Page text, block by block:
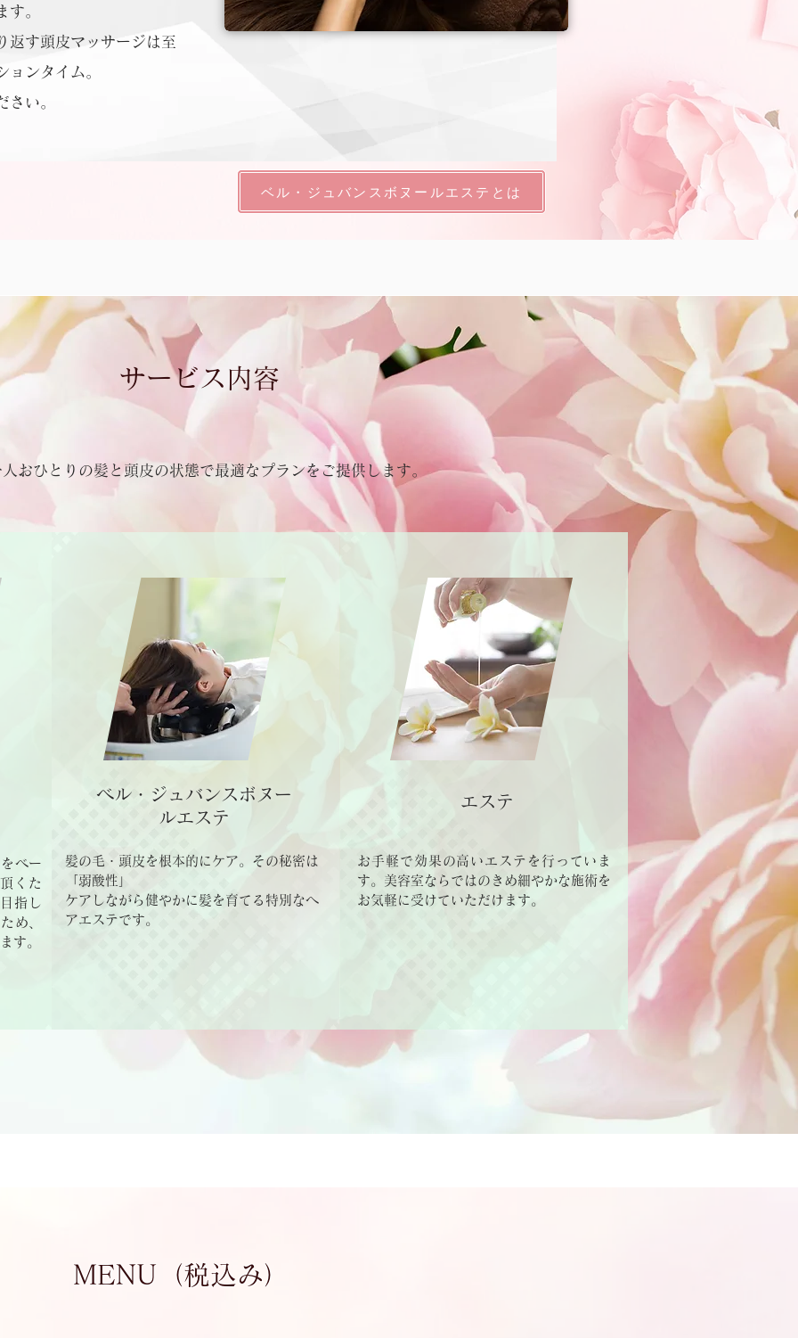
す。
返す頭皮マッサージは至
ョンタイム。
さい。
ベル・ジュバンスボヌールエステとは
サービス内容
おひとりの髪と頭皮の状態で最適なプランをご提供します。
ベー
くた
指し
め、
す。
ベル・ジュバンスボヌー
ルエステ
髪の毛・頭皮を根本的にケア。その秘密は
「弱酸性」
​ケアしながら健やかに髪を育てる特別なヘ
アエステです。
エステ
お手軽で効果の高いエステを行っていま
す。美容室ならではのきめ細やかな施術を
お気軽に受けていただけます。
MENU（税込み）